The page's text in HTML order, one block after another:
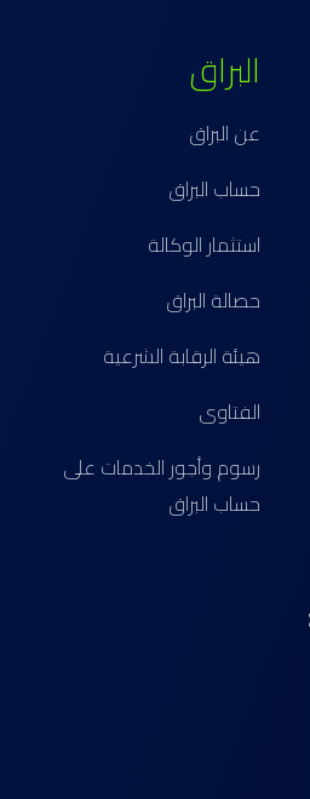
البراق
عن البراق
حساب البراق
استثمار الوكالة
حصالة البراق
هيئة الرقابة الشرعية
الفتاوى
رسوم وأجور الخدمات على
حساب البراق